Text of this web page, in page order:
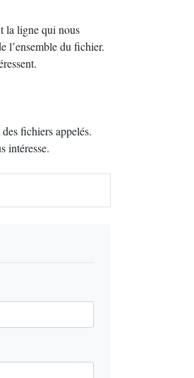
la ligne qui nous
l’ensemble du fichier.
fichiers appelés.
intéresse.